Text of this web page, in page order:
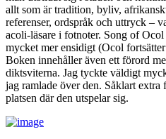
allt som är tradition, byliv,
referenser, ordspråk och uttryck –
acoli-läsare i fotnoter. Song of
mycket mer ensidigt (Ocol
Boken innehåller även ett förord
diktsviterna. Jag tyckte väldigt
jag ramlade över den. Såklart extra
platsen där den utspelar sig.